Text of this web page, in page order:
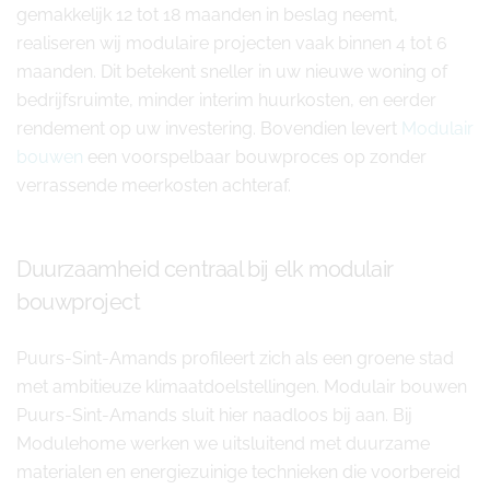
gemakkelijk 12 tot 18 maanden in beslag neemt,
realiseren wij modulaire projecten vaak binnen 4 tot 6
maanden. Dit betekent sneller in uw nieuwe woning of
bedrijfsruimte, minder interim huurkosten, en eerder
rendement op uw investering. Bovendien levert Modulair
bouwen een voorspelbaar bouwproces op zonder
verrassende meerkosten achteraf.
Duurzaamheid centraal bij elk modulair
bouwproject
Puurs-Sint-Amands profileert zich als een groene stad
met ambitieuze klimaatdoelstellingen. Modulair bouwen
Puurs-Sint-Amands sluit hier naadloos bij aan. Bij
Modulehome werken we uitsluitend met duurzame
materialen en energiezuinige technieken die voorbereid